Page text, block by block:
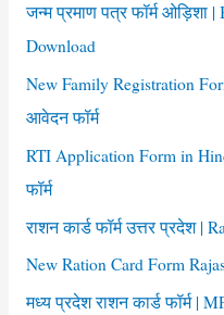
:
जन्म प्रमाण पत्र फॉर्म ओड़िशा
Download
New Family Registration
आवेदन फॉर्म
RTI Application Form in
फॉर्म
राशन कार्ड फॉर्म उत्तर प्रदेश |
New Ration Card Form
मध्य प्रदेश राशन कार्ड फॉर्म |